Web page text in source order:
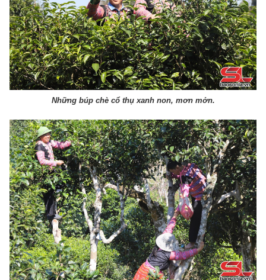
Những búp chè cổ thụ xanh non, mơn mởn.